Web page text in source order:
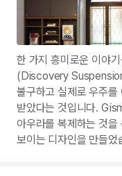
한 가지 흥미로운 이야
(Discovery
불구하고 실제로 우주를
받았다는 것입니다.
아우라를 복제하는 것을
보이는 디자인을 만들었